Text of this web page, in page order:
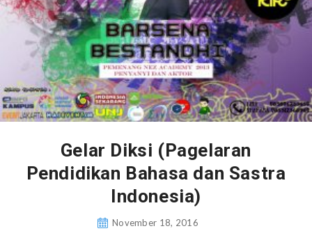
Gelar Diksi (Pagelaran
Pendidikan Bahasa dan Sastra
Indonesia)
November 18, 2016